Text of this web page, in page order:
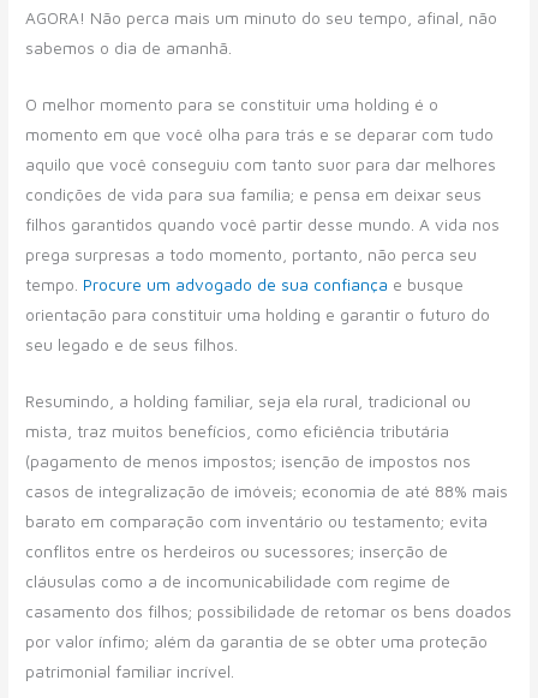
AGORA! Não perca mais um minuto do seu tempo, afinal, não
sabemos o dia de amanhã.
O melhor momento para se constituir uma holding é o
momento em que você olha para trás e se deparar com tudo
aquilo que você conseguiu com tanto suor para dar melhores
condições de vida para sua família; e pensa em deixar seus
filhos garantidos quando você partir desse mundo. A vida nos
prega surpresas a todo momento, portanto, não perca seu
tempo. Procure um advogado de sua confiança e busque
orientação para constituir uma holding e garantir o futuro do
seu legado e de seus filhos.
Resumindo, a holding familiar, seja ela rural, tradicional ou
mista, traz muitos benefícios, como eficiência tributária
(pagamento de menos impostos; isenção de impostos nos
casos de integralização de imóveis; economia de até 88% mais
barato em comparação com inventário ou testamento; evita
conflitos entre os herdeiros ou sucessores; inserção de
cláusulas como a de incomunicabilidade com regime de
casamento dos filhos; possibilidade de retomar os bens doados
por valor ínfimo; além da garantia de se obter uma proteção
patrimonial familiar incrível.